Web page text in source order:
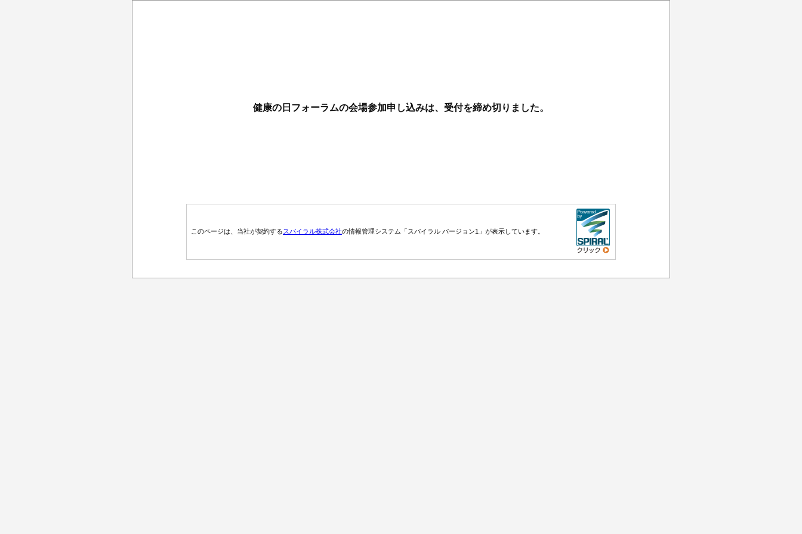
健康の日フォーラムの会場参加申し込みは、受付を締め切りました。
このページは、当社が契約するスパイラル株式会社の情報管理システム「スパイラル バージョン1」が表示しています。